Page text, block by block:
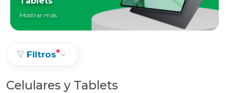
Mostrar más
Filtros
Celulares y Tablets